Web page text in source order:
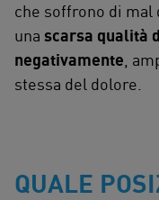
che soffrono di mal
una scarsa qualità
negativamente ,
stessa del dolore.
QUALE